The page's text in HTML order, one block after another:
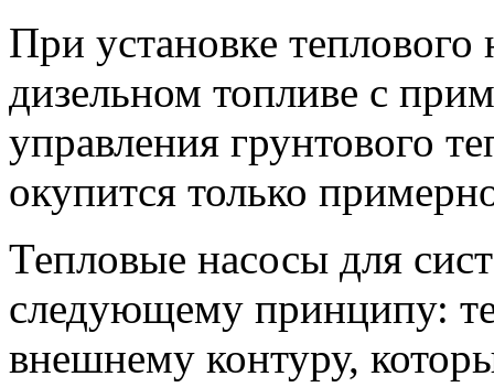
При установке теплового
дизельном топливе с
управления грунтового
окупится только
Тепловые насосы для
следующему принципу:
внешнему контуру,